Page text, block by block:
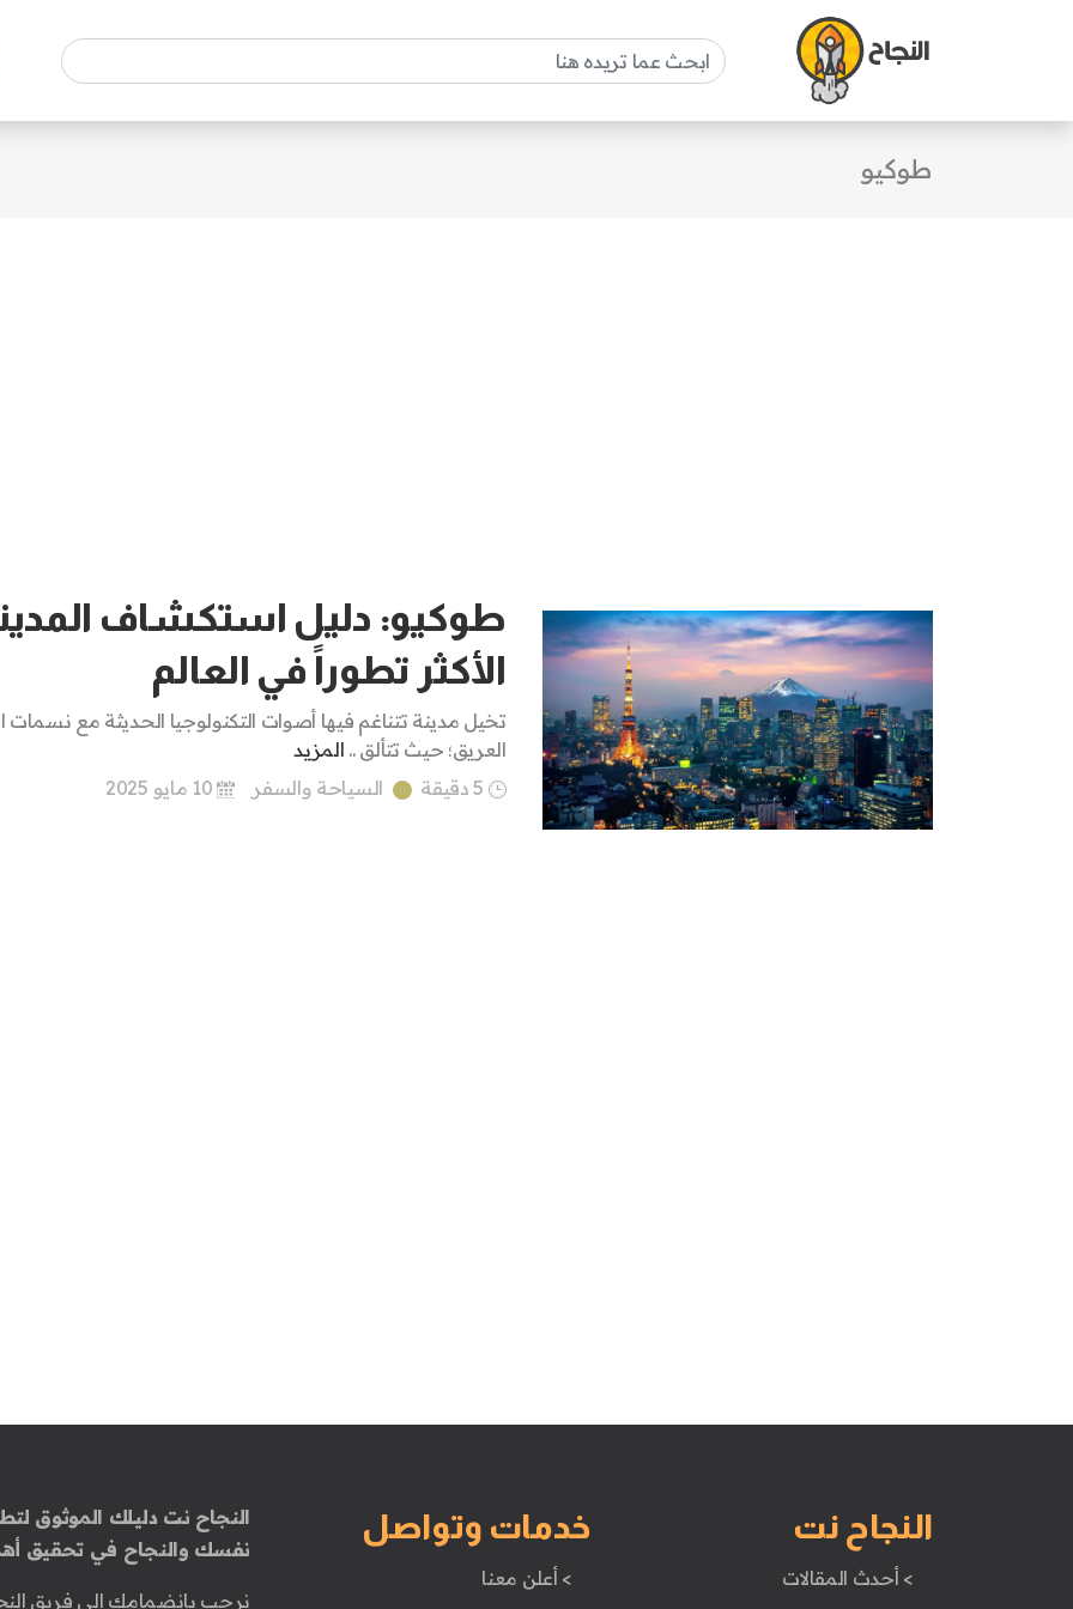
طوكيو
طوكيو: دليل استكشاف
الأكثر تطوراً في العالم
تخيل مدينة تتناغم فيها أصوات التكنولوجيا الحديثة مع نسمات
العريق؛ حيث تتألق .. المزيد
5 دقيقة
السياحة والسفر 10 مايو 2025
النجاح نت
> أحدث المقالات
خدمات وتواصل
> أعلن معنا
النجاح نت دليلك الموثوق
نفسك والنجاح في تحقيق
نرحب بانضمامك إلى فريق